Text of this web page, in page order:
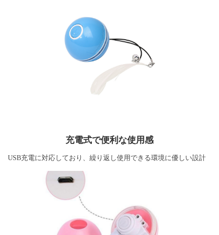
充電式で便利な使用感
USB充電に対応しており、繰り返し使用できる環境に優しい設計